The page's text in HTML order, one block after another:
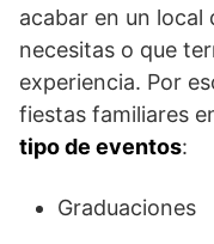
acabar en un local
necesitas o que
experiencia. Por
fiestas familiares
tipo de eventos:
Graduaciones